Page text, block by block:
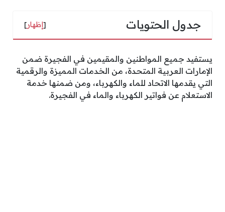
جدول الحتويات [إظهار]
يستفيد جميع المواطنين والمقيمين في الفجيرة ضمن
الإمارات العربية المتحدة، من الخدمات المميزة والرقمية
التي يقدمها الاتحاد للماء والكهرباء، ومن ضمنها خدمة
الاستعلام عن فواتير الكهرباء والماء في الفجيرة.